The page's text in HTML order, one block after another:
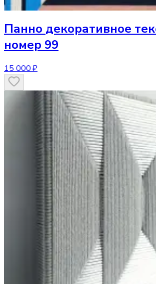
Панно декоративное
номер 99
15 000 ₽